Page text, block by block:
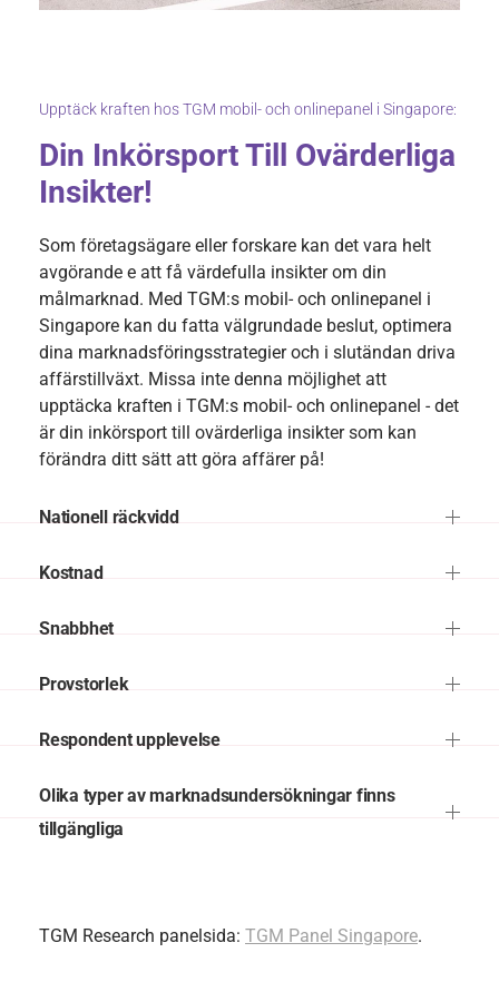
Upptäck kraften hos TGM mobil- och onlinepanel i Singapore:
Din Inkörsport Till Ovärderliga
Insikter!
Som företagsägare eller forskare kan det vara helt
avgörande e att få värdefulla insikter om din
målmarknad. Med TGM:s mobil- och onlinepanel i
Singapore kan du fatta välgrundade beslut, optimera
dina marknadsföringsstrategier och i slutändan driva
affärstillväxt. Missa inte denna möjlighet att
upptäcka kraften i TGM:s mobil- och onlinepanel - det
är din inkörsport till ovärderliga insikter som kan
förändra ditt sätt att göra affärer på!
Nationell räckvidd
Kostnad
Snabbhet
Provstorlek
Respondent upplevelse
Olika typer av marknadsundersökningar finns
tillgängliga
TGM Research panelsida: TGM Panel Singapore.